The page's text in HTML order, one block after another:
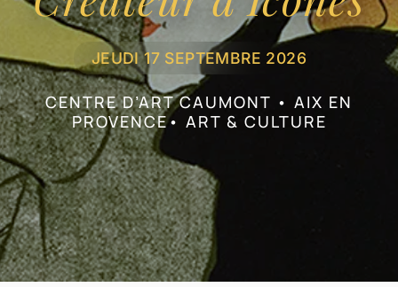
Avantages
JEUDI 17 SEPTEMBRE 2026
CENTRE D’ART CAUMONT • AIX EN
PROVENCE• ART & CULTURE